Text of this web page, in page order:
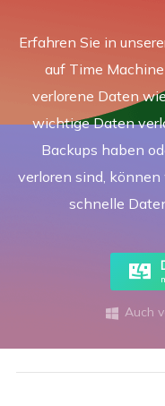
Erfahren Sie in
auf Time
verlorene Daten
wichtige Daten
Backups haben
verloren sind,
schnelle
 Auch